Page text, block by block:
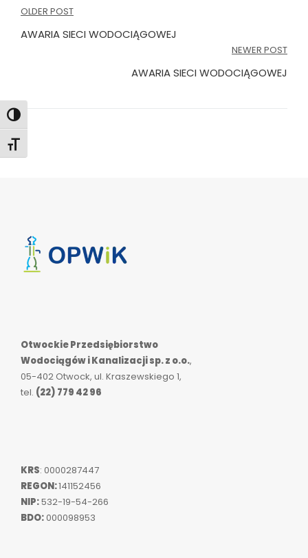
Toggle High Contrast
Toggle Font size
Nawigacja
wpisu
OLDER POST
AWARIA SIECI WODOCIĄGOWEJ
NEWER POST
AWARIA SIECI WODOCIĄGOWEJ
Otwockie Przedsiębiorstwo
Wodociągów i Kanalizacji sp. z o.o.,
05-402 Otwock, ul. Kraszewskiego 1,
tel. (22) 779 42 96
KRS: 0000287447
REGON:141152456
NIP:532-19-54-266
BDO:000098953